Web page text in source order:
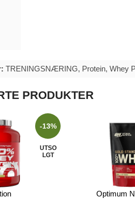
TRENINGSNÆRING, Protein, Whey
PRODUKTER
-13%
UTSO
LGT
Optimum